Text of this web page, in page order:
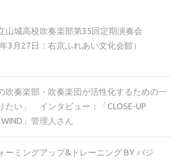
山城高校吹奏楽部第35回定期演奏会
年3月27日：右京ふれあい文化会館）
吹奏楽部・吹奏楽団が活性化するための一
たい」 インタビュー：「CLOSE-UP
WIND」管理人さん
ーミングアップ&トレーニング BY バジ